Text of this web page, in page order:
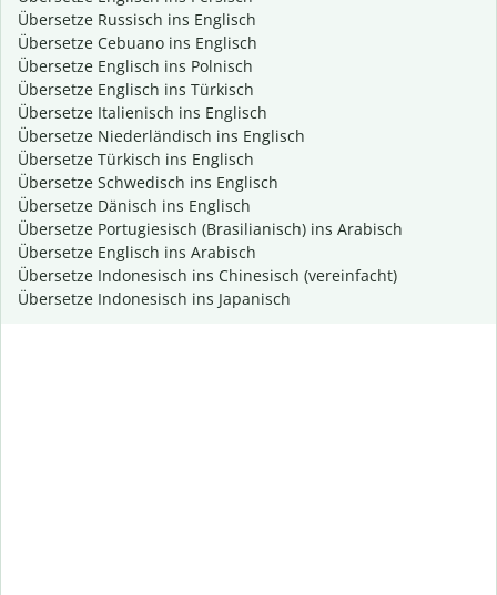
Übersetze Russisch ins Englisch
Übersetze Cebuano ins Englisch
Übersetze Englisch ins Polnisch
Übersetze Englisch ins Türkisch
Übersetze Italienisch ins Englisch
Übersetze Niederländisch ins Englisch
Übersetze Türkisch ins Englisch
Übersetze Schwedisch ins Englisch
Übersetze Dänisch ins Englisch
Übersetze Portugiesisch (Brasilianisch) ins Arabisch
Übersetze Englisch ins Arabisch
Übersetze Indonesisch ins Chinesisch (vereinfacht)
Übersetze Indonesisch ins Japanisch